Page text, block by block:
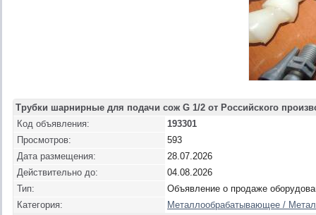
Трубки шарнирные для подачи сож G 1/2 от Российского
Код объявления:
193301
Просмотров:
593
Дата размещения:
28.07.2026
Действительно до:
04.08.2026
Тип:
Объявление о продаже
Категория:
Металлообрабатывающее /